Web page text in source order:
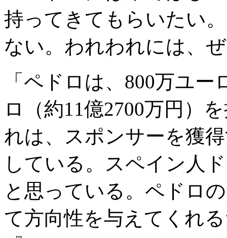
持ってきてもらいたい
ない。われわれには、
「ペドロは、800万ユ
ロ（約11億2700万円）
れは、スポンサーを獲
している。スペイン人
と思っている。ペドロ
て方向性を与えてくれ